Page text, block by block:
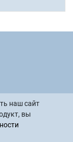
наш сайт
вы